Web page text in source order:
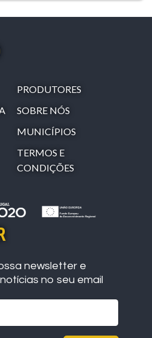
PRODUTORES
SOBRE NÓS
MUNICÍPIOS
TERMOS E
CONDIÇÕES
newsletter e
no seu email